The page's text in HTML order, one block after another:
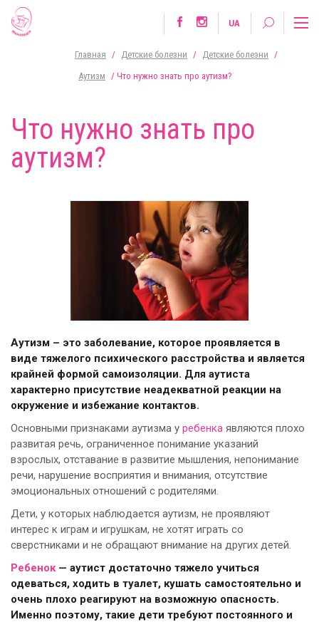
UA
Главная / Детские болезни / Детские болезни
/
Аутизм
/ Что нужно знать про аутизм?
Что нужно знать про
аутизм?
Аутизм – это заболевание, которое проявляется в
виде тяжелого психического расстройства и является
крайней формой самоизоляции. Для аутиста
характерно присутствие неадекватной реакции на
окружение и избежание контактов.
Основными признаками аутизма у ребенка являются плохо
развитая речь, ограниченное понимание указаний
взрослых, отставание в развитие мышления, непонимание
речи, нарушение восприятия и внимания, отсутствие
эмоциональных отношений с родителями.
Дети, у которых наблюдается аутизм, не проявляют
интерес к играм и игрушкам, не хотят играть со
сверстниками и не обращают внимание на других детей.
Ребенок — аутист достаточно тяжело учиться
одеваться, ходить в туалет, кушать самостоятельно и
очень плохо реагируют на возможную опасность.
Именно поэтому, такие дети требуют постоянного и